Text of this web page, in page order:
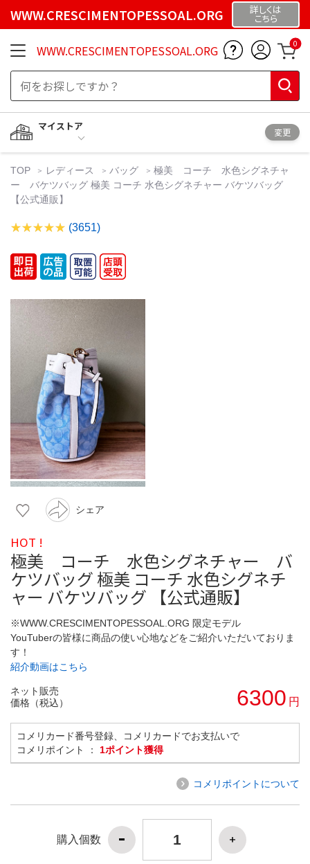
WWW.CRESCIMENTOPESSOAL.ORG 詳しくは
こちら
WWW.CRESCIMENTOPESSOAL.ORG 0
マイストア
変更
TOP レディース バッグ
極美 コーチ 水色シグネチャ
ー バケツバッグ 極美 コーチ 水色シグネチャー バケツバッグ
【公式通販】
(3651)
シェア
HOT !
極美 コーチ 水色シグネチャー バ
ケツバッグ 極美 コーチ 水色シグネチ
ャー バケツバッグ 【公式通販】
※WWW.CRESCIMENTOPESSOAL.ORG 限定モデル
YouTuberの皆様に商品の使い心地などをご紹介いただいておりま
す！
紹介動画はこちら
ネット販売
価格（税込）
6300 円
コメリカード番号登録、コメリカードでお支払いで
コメリポイント ： 1ポイント獲得
コメリポイントについて
購入個数